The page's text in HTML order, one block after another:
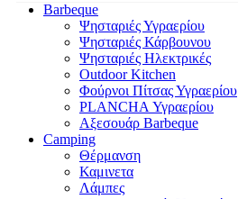
Barbeque
Ψησταριές Υγραερίου
Ψησταριές Κάρβουνου
Ψησταριές Ηλεκτρικές
Outdoor Kitchen
Φούρνοι Πίτσας Υγραερίου
PLANCHA Υγραερίου
Αξεσουάρ Barbeque
Camping
Θέρμανση
Καμινετα
Λάμπες